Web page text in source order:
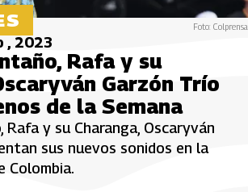
Foto: Colprensa
, 2023
Rafa y su
Garzón Trío
de la Semana
Rafa y su Charanga, Oscaryván
sus nuevos sonidos en la
Colombia.